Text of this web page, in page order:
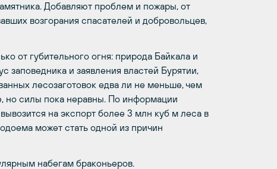
Добавляют проблем и пожары, от
возгорания спасателей и добровольцев,
от губительного огня: природа Байкала и
заповедника и заявления властей Бурятии,
лесозаготовок едва ли не меньше, чем
но силы пока неравны. По информации
на экспорт более 3 млн куб м леса в
может стать одной из причин
набегам браконьеров.